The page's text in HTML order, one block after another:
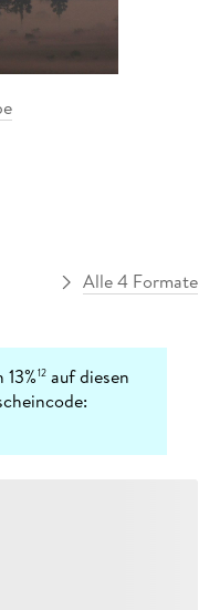
Alle 4 Formate
12 auf diesen